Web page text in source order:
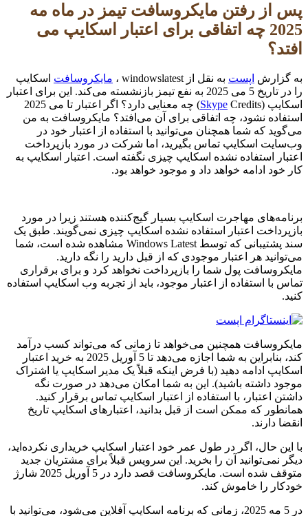
پس از رفتن مایکروسافت تیمز در ماه مه
2025 چه اتفاقی برای اعتبار اسکایپ می
افتد؟
به گزارش اپست به نقل از windowslatest ، مایکروسافت اسکایپ
را در تاریخ 5 می 2025 به نفع تیمز بازنشسته می‌کند. این برای اعتبار
اسکایپ (
Skype
Credits) چه معنایی دارد؟ اگر اعتبار تا می 2025
استفاده نشود، چه اتفاقی برای آن می‌افتد؟ مایکروسافت به من
می‌گوید که شما همچنان می‌توانید با استفاده از اعتبار خود در
وب‌سایت اسکایپ تماس بگیرید، اما شرکت در مورد بازپرداخت
اعتبار استفاده نشده اسکایپ چیزی نگفته است. اعتبار اسکایپ به
کار خود ادامه خواهد داد و موجود خواهد بود.
برنامه‌های مهاجرت اسکایپ بسیار گیج‌کننده هستند زیرا در مورد
بازپرداخت اعتبار استفاده نشده اسکایپ چیزی نمی‌گویند. طبق یک
سند پشتیبانی که توسط Windows Latest مشاهده شده است، شما
می‌توانید هر اعتبار موجودی که از قبل دارید را نگه دارید.
مایکروسافت پول شما را بازپرداخت نخواهد کرد و برای برقراری
تماس با استفاده از اعتبار موجود، باید از تجربه وب اسکایپ استفاده
کنید.
مایکروسافت همچنین می‌خواهد تا زمانی که می‌تواند کسب درآمد
کند، بنابراین به شما اجازه می‌دهد تا 5 آوریل 2025 به خرید اعتبار
اسکایپ ادامه دهید (با فرض اینکه قبلاً یک مدیر اسکایپ یا اشتراک
موجود داشته باشید). این به شما امکان می‌دهد در صورت نگه
داشتن اعتبار، با استفاده از اعتبار اسکایپ تماس برقرار کنید.
همانطور که ممکن است از قبل بدانید، اعتبارهای اسکایپ تاریخ
انقضا دارند.
با این حال، اگر در طول عمر خود اعتبار اسکایپ خریداری نکرده‌اید،
دیگر نمی‌توانید آن را بخرید. این سرویس قبلاً برای مشتریان جدید
متوقف شده است. مایکروسافت قصد دارد در 5 آوریل 2025 شارژ
خودکار را خاموش کند.
در 5 مه 2025، زمانی که برنامه اسکایپ آفلاین می‌شود، می‌توانید با